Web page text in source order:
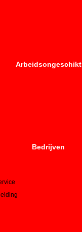
Arbeidsongeschikt
Bedrijven